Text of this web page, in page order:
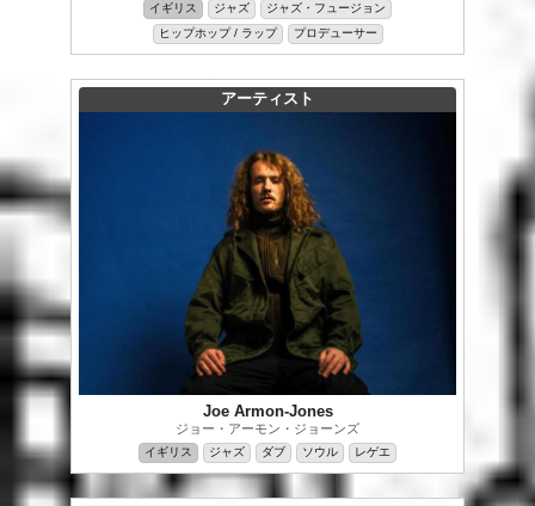
イギリス ジャズ
ジャズ・フュージョン
ヒップホップ / ラップ
プロデューサー
アーティスト
Joe Armon-Jones
ジョー・アーモン・ジョーンズ
イギリス ジャズ ダブ ソウル レゲエ